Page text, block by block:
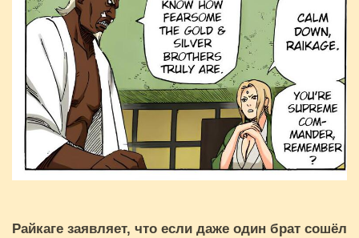
Райкаге заявляет, что если даже один брат сошёл